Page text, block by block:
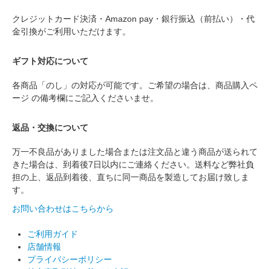
クレジットカード決済・Amazon pay・銀行振込（前払い）・代
金引換がご利用いただけます。
ギフト対応について
各商品「のし」の対応が可能です。ご希望の場合は、商品購入ペ
ージ の備考欄にご記入くださいませ。
返品・交換について
万一不良品がありました場合または注文品と違う商品が送られて
きた場合は、到着後7日以内にご連絡ください。送料など弊社負
担の上、返品到着後、直ちに同一商品を製造してお届け致しま
す。
お問い合わせはこちらから
ご利用ガイド
店舗情報
プライバシーポリシー